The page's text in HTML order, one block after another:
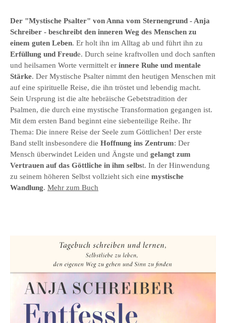
Der "Mystische Psalter" von Anna vom Sternengrund - Anja
Schreiber - beschreibt den inneren Weg des Menschen zu
einem guten Leben. Er holt ihn im Alltag ab und führt ihn zu
Erfüllung und Freude. Durch seine kraftvollen und doch sanften
und heilsamen Worte vermittelt er innere Ruhe und mentale
Stärke. Der Mystische Psalter nimmt den heutigen Menschen mit
auf eine spirituelle Reise, die ihn tröstet und lebendig macht.
Sein Ursprung ist die alte hebräische Gebetstradition der
Psalmen, die durch eine mystische Transformation gegangen ist.
Mit dem ersten Band beginnt eine siebenteilige Reihe. Ihr
Thema: Die innere Reise der Seele zum Göttlichen! Der erste
Band stellt insbesondere die Hoffnung ins Zentrum: Der
Mensch überwindet Leiden und Ängste und gelangt zum
Vertrauen auf das Göttliche in ihm selbst. In der Hinwendung
zu seinem höheren Selbst vollzieht sich eine mystische
Wandlung. Mehr zum Buch